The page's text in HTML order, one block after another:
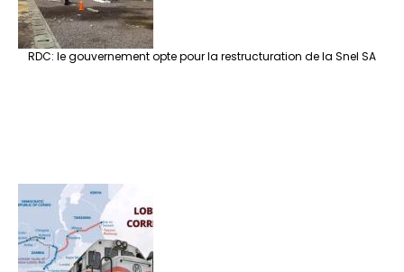
RDC: le gouvernement opte pour la restructuration de la Snel SA